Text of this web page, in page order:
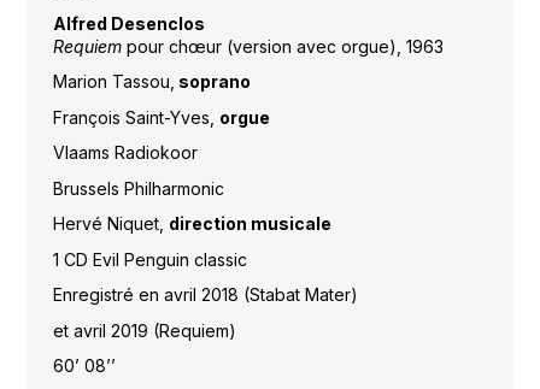
Alfred Desenclos
Requiempour chœur (version avec orgue), 1963
Marion Tassou, soprano
François Saint-Yves, orgue
Vlaams Radiokoor
Brussels Philharmonic
Hervé Niquet, direction musicale
1 CD Evil Penguin classic
Enregistré en avril 2018 (Stabat Mater)
et avril 2019 (Requiem)
60’ 08’’